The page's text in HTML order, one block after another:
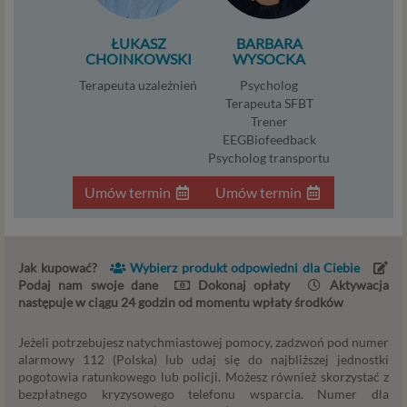
ŁUKASZ
CHOINKOWSKI
Terapeuta uzależnień
Umów termin
BARBARA
WYSOCKA
Psycholog
Terapeuta SFBT
Trener
EEGBiofeedback
Psycholog transportu
Umów termin
Jak kupować?
Wybierz produkt odpowiedni dla Ciebie
Podaj nam swoje dane
Dokonaj opłaty
Aktywacja
następuje w ciągu 24 godzin od momentu wpłaty środków
Jeżeli potrzebujesz natychmiastowej pomocy, zadzwoń pod numer
alarmowy 112 (Polska) lub udaj się do najbliższej jednostki
pogotowia ratunkowego lub policji. Możesz również skorzystać z
bezpłatnego kryzysowego telefonu wsparcia. Numer dla
lub naszych Zaufanych Partnerów na naszych stronach i
naszych usług.
Podstawa i cel przetwarzania
Przetwarzanie danych osobowych wymaga podstawy
prawnej. RODO przewiduje kilka rodzajów takich
podstaw prawnych dla przetwarzania danych, a w
przypadkach korzystania z naszych usług wystąpią, co do
zasady trzy z nich:
w naszym przypadku, regulamin serwisu i
informacje na stronach ofertowych danej usługi.
Jeśli zatem zawieramy z Tobą umowę o realizację
zakresie niezbędnym do realizacji tej umowy. W
przypadku, gdy zakładasz u nas konto, to umowa o
dostarczenie tego konta upoważnia nas do